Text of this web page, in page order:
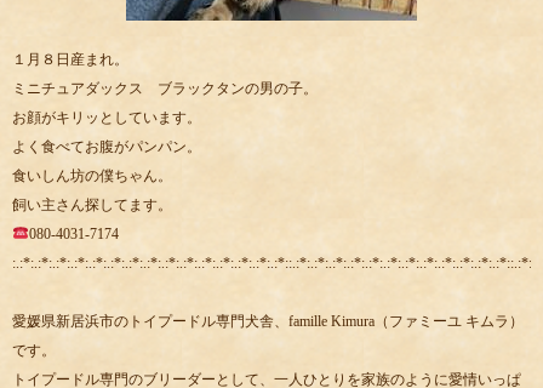
１月８日産まれ。
ミニチュアダックス ブラックタンの男の子。
お顔がキリッとしています。
よく食べてお腹がパンパン。
食いしん坊の僕ちゃん。
飼い主さん探してます。
080-4031-7174
:.:*:.:*:.:*:.:*:.:*:.:*:.:*:.:*:.:*:.:*:.:*:.:*:.:*:.:*:.:*::.:*:.:*:.:*:.:*:.:*:.:*:.:*:.:*:.:*:.:*:.:*:.:*::.:*:.:
愛媛県新居浜市のトイプードル専門犬舎、famille Kimura（ファミーユ キムラ）
です。
トイプードル専門のブリーダーとして、一人ひとりを家族のように愛情いっぱ